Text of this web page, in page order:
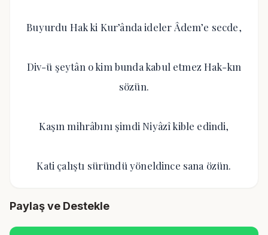
Buyurdu Hak ki Kur’ânda ideler Âdem’e secde,
Div-ü şeytân o kim bunda kabul etmez Hak-kın
sözün.
Kaşın mihrâbını şimdi Niyâzî kible edindi,
Kati çalıştı süründü yöneldince sana özün.
Paylaş ve Destekle